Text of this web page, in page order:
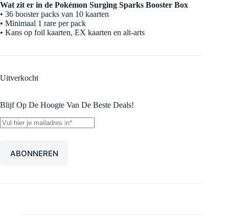
Wat zit er in de Pokémon Surging Sparks Booster Box
• 36 booster packs van 10 kaarten
• Minimaal 1 rare per pack
• Kans op foil kaarten, EX kaarten en alt-arts
Uitverkocht
Blijf Op De Hoogte Van De Beste Deals!